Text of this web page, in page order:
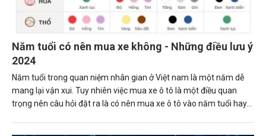
Năm tuổi có nên mua xe không - Những điều lưu ý
2024
Năm tuổi trong quan niệm nhân gian ở Việt nam là một năm dễ
mang lại vận xui. Tuy nhiên việc mua xe ô tô là một điều quan
trọng nên câu hỏi đặt ra là có nên mua xe ô tô vào năm tuổi hay